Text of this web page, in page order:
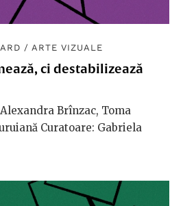
/ ARTE VIZUALE
ci destabilizează
Brînzac, Toma
Curatoare: Gabriela